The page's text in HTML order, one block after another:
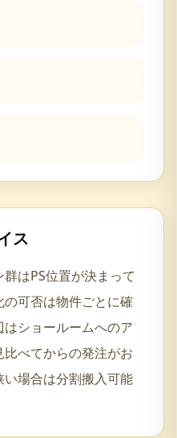
ス
はPS位置が決まって
可否は物件ごとに確
ショールームへのア
べてからの発注がお
場合は分割搬入可能